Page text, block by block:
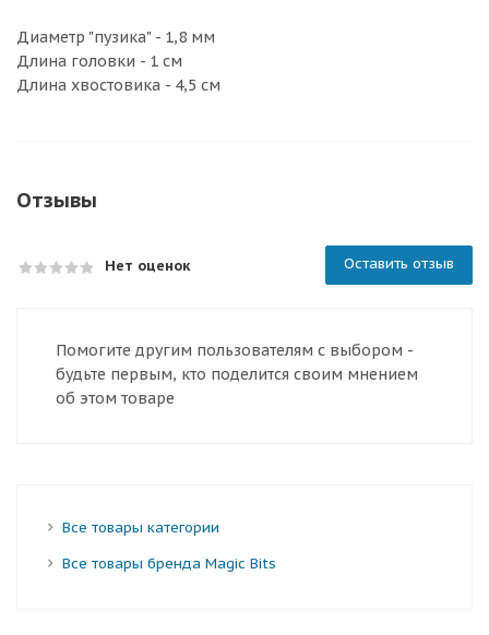
Диаметр "пузика" - 1,8 мм
Длина головки - 1 см
Длина хвостовика - 4,5 см
Отзывы
Нет оценок Оставить отзыв
Помогите другим пользователям с выбором -
будьте первым, кто поделится своим мнением
об этом товаре
Все товары категории
Все товары бренда Magic Bits